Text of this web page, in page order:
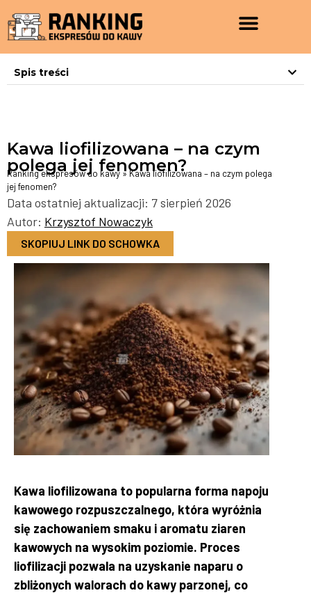
Spis treści
Kawa liofilizowana – na czym
polega jej fenomen?
Ranking ekspresów do kawy » Kawa liofilizowana – na czym polega
jej fenomen?
Data ostatniej aktualizacji: 7 sierpień 2026
Autor: Krzysztof Nowaczyk
SKOPIUJ LINK DO SCHOWKA
Kawa liofilizowana to popularna forma napoju
kawowego rozpuszczalnego, która wyróżnia
się zachowaniem smaku i aromatu ziaren
kawowych na wysokim poziomie. Proces
liofilizacji pozwala na uzyskanie naparu o
zbliżonych walorach do kawy parzonej, co